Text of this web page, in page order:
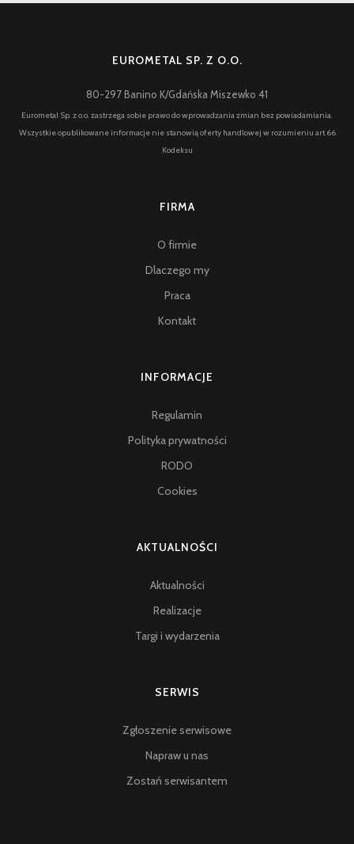
EUROMETAL SP. Z O.O.
80-297 Banino K/Gdańska Miszewko 41
Eurometal Sp. z o.o. zastrzega sobie prawo do wprowadzania zmian bez powiadamiania.
Wszystkie opublikowane informacje nie stanowią oferty handlowej w rozumieniu art.66
Kodeksu
FIRMA
O firmie
Dlaczego my
Praca
Kontakt
INFORMACJE
Regulamin
Polityka prywatności
RODO
Cookies
AKTUALNOŚCI
Aktualności
Realizacje
Targi i wydarzenia
SERWIS
Zgłoszenie serwisowe
Napraw u nas
Zostań serwisantem